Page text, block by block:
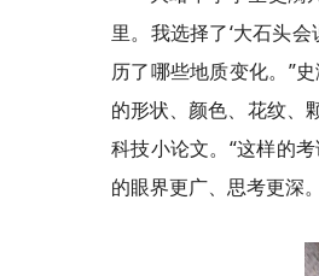
里。我选择了‘大石头
历了哪些地质变化。”
的形状、颜色、花纹、
科技小论文。“这样的
的眼界更广、思考更深